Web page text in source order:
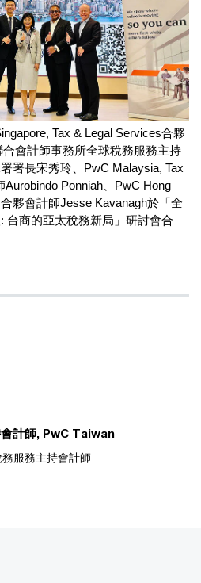
Tax & Legal Services合夥
會計師事務所全球稅務服務主持
署長宋秀玲、PwC Malaysia, Tax
Ponniah、PwC Hong
夥會計師Jesse Kavanagh於「全
台商的亞太稅務新局」研討會合
計師, PwC Taiwan
服務主持會計師